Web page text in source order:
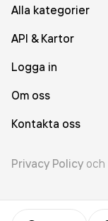
Alla kategorier
API & Kartor
Logga in
Om oss
Kontakta oss
Privacy Policy och